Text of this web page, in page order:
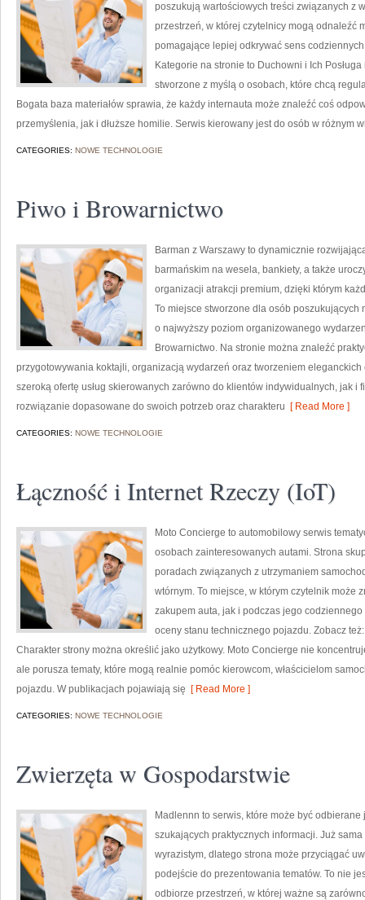
poszukują wartościowych treści związanych z
przestrzeń, w której czytelnicy mogą odnaleźć
pomagające lepiej odkrywać sens
Kategorie na stronie to Duchowni i Ich
stworzone z myślą o osobach, które chcą
Bogata baza materiałów sprawia, że każdy internauta może znaleźć coś
przemyślenia, jak i dłuższe homilie. Serwis kierowany jest do osób w różnym
CATEGORIES: NOWE TECHNOLOGIE
Piwo i Browarnictwo
Barman z Warszawy to dynamicznie
barmańskim na wesela, bankiety, a także
organizacji atrakcji premium, dzięki którym
To miejsce stworzone dla osób
o najwyższy poziom organizowanego
Browarnictwo. Na stronie można znaleźć
przygotowywania koktajli, organizacją wydarzeń oraz tworzeniem
szeroką ofertę usług skierowanych zarówno do klientów indywidualnych, jak i
rozwiązanie dopasowane do swoich potrzeb oraz charakteru [ Read More ]
CATEGORIES: NOWE TECHNOLOGIE
Łączność i Internet Rzeczy (IoT)
Moto Concierge to automobilowy serwis
osobach zainteresowanych autami. Strona
poradach związanych z utrzymaniem
wtórnym. To miejsce, w którym czytelnik może
zakupem auta, jak i podczas jego
oceny stanu technicznego pojazdu. Zobacz
Charakter strony można określić jako użytkowy. Moto Concierge nie
ale porusza tematy, które mogą realnie pomóc kierowcom, właścicielom
pojazdu. W publikacjach pojawiają się [ Read More ]
CATEGORIES: NOWE TECHNOLOGIE
Zwierzęta w Gospodarstwie
Madlennn to serwis, które może być
szukających praktycznych informacji. Już
wyrazistym, dlatego strona może przyciągać
podejście do prezentowania tematów. To nie
odbiorze przestrzeń, w której ważne są